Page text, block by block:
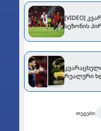
[VIDEO]
სეზონის
რეალური
თეგები: